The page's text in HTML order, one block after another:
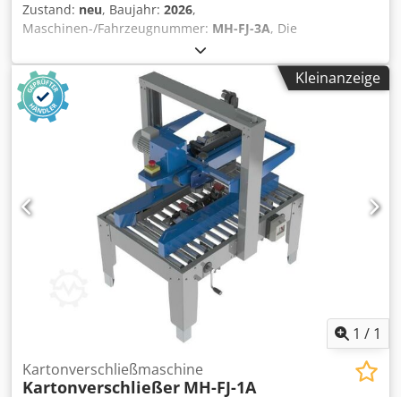
Zustand: neu, Baujahr: 2026,
Maschinen-/Fahrzeugnummer: MH-FJ-3A, Die
Kartonverschließmaschine vom Typ VOGEL MH-FJ-3A ist mit
einem Deckel-Verschließmechanismus ausgestattet, d.h.
die Kartons lassen sich in geöffnetem Zustand zuführen.
Die kurzen und langen Deckelteile des Kartons werden
zuerst verschlossen, erst dann wird der Karton verklebt.
Karton-Formate: Länge 150 – 600 mm Breite 115 – 490 mm
Höhe: 110 – 510 mm Dedpszr Hnpsfx Akqokr Technische
Daten: Länge 1.800 mm Breite 880 mm Gewicht 300 kg
Betriebsspannung 220 V Luft 5 kg/cm2 CE-Kennzeichnung
WICHTIG: Zum Betrieb der Maschine wird eine
Luftdruckversorgung benötigt, welche nicht im
Lieferumfang enthalten ist. Zubehör: Zu unserem VOGEL-
Karton-Verschließer-Programm bieten wir Laufrollen, Vor-
und Nachlauftische, Rollenbahnen an.
Kleinanzeige
1 / 1
Kartonverschließmaschine
Kartonverschließer MH-FJ-1A